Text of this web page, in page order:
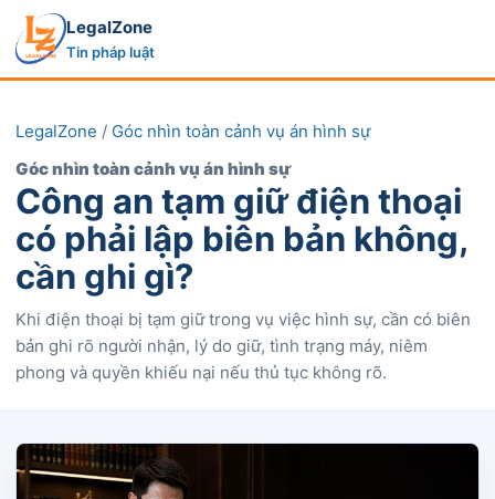
LegalZone
Tin pháp luật
LegalZone / Góc nhìn toàn cảnh vụ án hình sự
Góc nhìn toàn cảnh vụ án hình sự
Công an tạm giữ điện thoại
có phải lập biên bản không,
cần ghi gì?
Khi điện thoại bị tạm giữ trong vụ việc hình sự, cần có biên
bản ghi rõ người nhận, lý do giữ, tình trạng máy, niêm
phong và quyền khiếu nại nếu thủ tục không rõ.